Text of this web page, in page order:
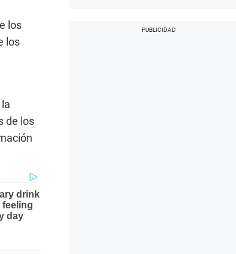
los
los
de los